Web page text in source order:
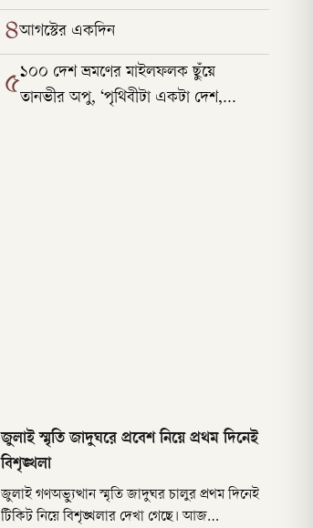
৪আগস্টের একদিন
৫১০০ দেশ ভ্রমণের মাইলফলক ছুঁয়ে
তানভীর অপু, ‘পৃথিবীটা একটা দেশ,
জুলাই স্মৃতি জাদুঘরে প্রবেশ নিয়ে প্রথম দিনেই
বিশৃঙ্খলা
জুলাই গণঅভ্যুত্থান স্মৃতি জাদুঘর চালুর প্রথম দিনেই
টিকিট নিয়ে বিশৃঙ্খলার দেখা গেছে। আজ